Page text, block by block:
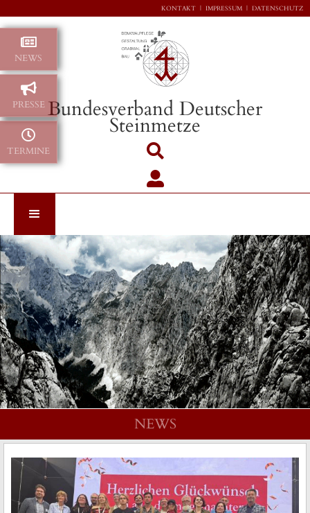

NEWS

PRESSE

TERMINE
KONTAKT | IMPRESSUM | DATENSCHUTZ
Bundesverband Deutscher
Steinmetze


NEWS